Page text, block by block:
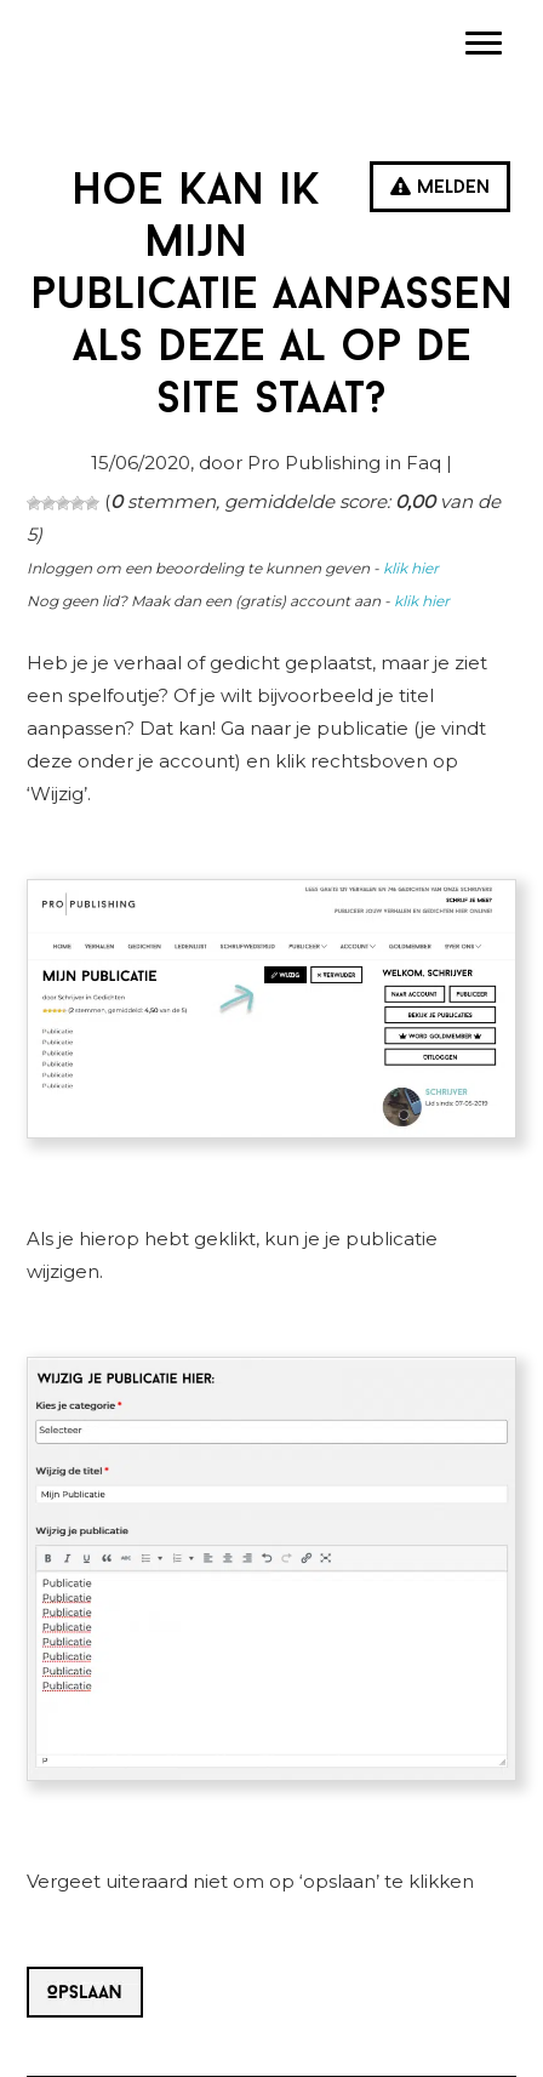
Melden
Hoe kan ik
mijn
publicatie aanpassen
als deze al op de
site staat?
15/06/2020, door Pro Publishing in Faq |
(0stemmen, gemiddelde score:0,00van de
5)
Inloggen om een beoordeling te kunnen geven - klik hier
Nog geen lid? Maak dan een (gratis) account aan - klik hier
Heb je je verhaal of gedicht geplaatst, maar je ziet
een spelfoutje? Of je wilt bijvoorbeeld je titel
aanpassen? Dat kan! Ga naar je publicatie (je vindt
deze onder je account) en klik rechtsboven op
‘Wijzig’.
Als je hierop hebt geklikt, kun je je publicatie
wijzigen.
Vergeet uiteraard niet om op ‘opslaan’ te klikken